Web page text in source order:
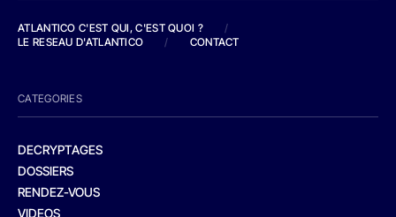
ATLANTICO C'EST QUI, C'EST QUOI ?
/
LE RESEAU D'ATLANTICO
/ CONTACT
CATEGORIES
DECRYPTAGES
DOSSIERS
RENDEZ-VOUS
VIDEOS